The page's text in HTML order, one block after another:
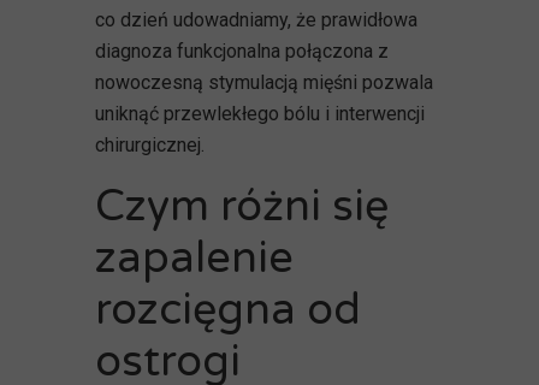
co dzień udowadniamy, że prawidłowa
diagnoza funkcjonalna połączona z
nowoczesną stymulacją mięśni pozwala
uniknąć przewlekłego bólu i interwencji
chirurgicznej.
Czym różni się
zapalenie
rozcięgna od
ostrogi